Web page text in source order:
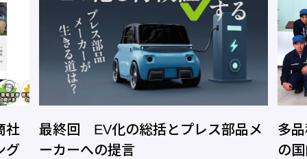
括とプレス部品メ
多品種少量生産から量産
の国内回帰を支える現場